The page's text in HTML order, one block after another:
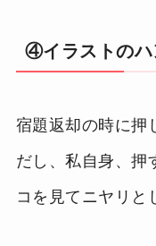
④イラストのハ
宿題返却の時に押
だし、私自身、押
コを見てニヤリと